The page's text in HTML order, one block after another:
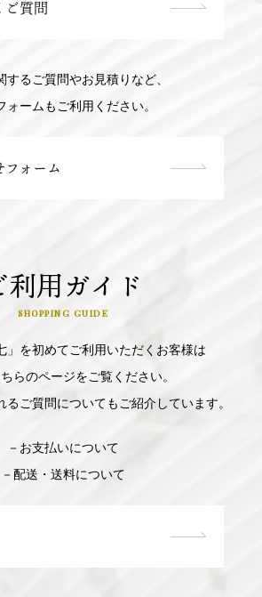
ご質問
するご質問やお見積りなど、
ォームもご利用ください。
ォーム
利用ガイド
SHOPPING GUIDE
」を初めてご利用いただくお客様は
らのページをご覧ください。
るご質問についてもご紹介しています。
－お支払いについて
－配送・送料について